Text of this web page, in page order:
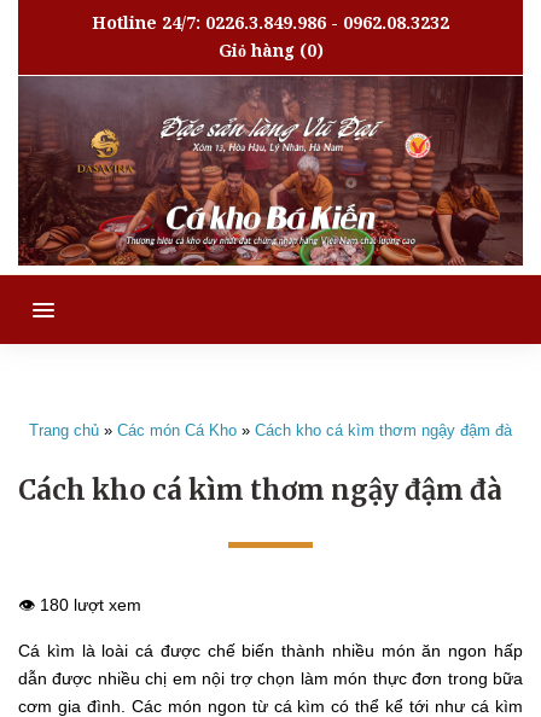
Hotline 24/7: 0226.3.849.986 - 0962.08.3232
Giỏ hàng(0)
MENU
Trang chủ » Các món Cá Kho » Cách kho cá kìm thơm ngậy đậm đà
Cách kho cá kìm thơm ngậy đậm đà
👁️ 180 lượt xem
Cá kìm là loài cá được chế biến thành nhiều món ăn ngon hấp
dẫn được nhiều chị em nội trợ chọn làm món thực đơn trong bữa
cơm gia đình. Các món ngon từ cá kìm có thể kể tới như cá kìm